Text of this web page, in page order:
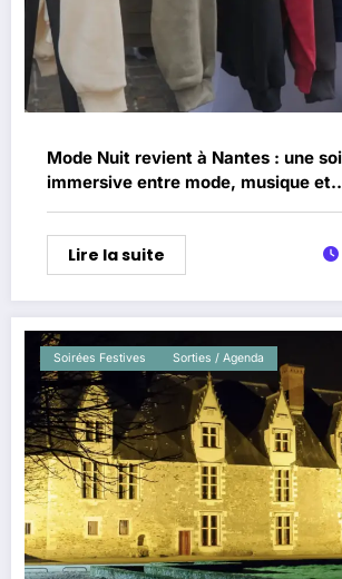
Mode Nuit revient à Nantes : une
immersive entre mode, musique et
expériences aux Brassés
Lire la suite
Soirées Festives Sorties / Agenda